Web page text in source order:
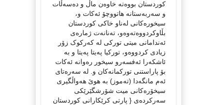
کوردستان بووەتە خاوەن ماڵ و دەسەڵات
و سەربەستانە ھاتووچۆ ئەکات و،
سیخورەکانی لەناو خاکی کوردستان
بڵاوکردووەتەوەو، ته‌نانه‌ت ژماره‌ی
ئەندامانی میتی تورکی لە کەرکوک زۆر
زیادی کردووه‌و، توركیا په‌یتا په‌یتا و به‌
ئاشكه‌را ئه‌فسه‌رو سیخور ره‌وانه‌ ئه‌كات
بۆ پاراستنی توركمانه‌كان و. له ‌سه‌ره‌تای
ئه‌م مانگه‌دا (ته‌موز) به‌ هوێ هه‌واڵگیری
سیخۆره‌كانی میت شۆرشگێرێكی
سه‌ركرده‌ی { پارتی كرێكارانی كوردستان